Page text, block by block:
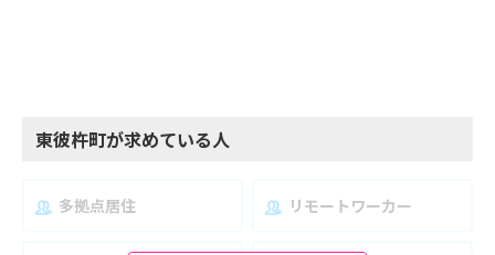
東彼杵町が求めている人
多拠点居住 リモートワーカー